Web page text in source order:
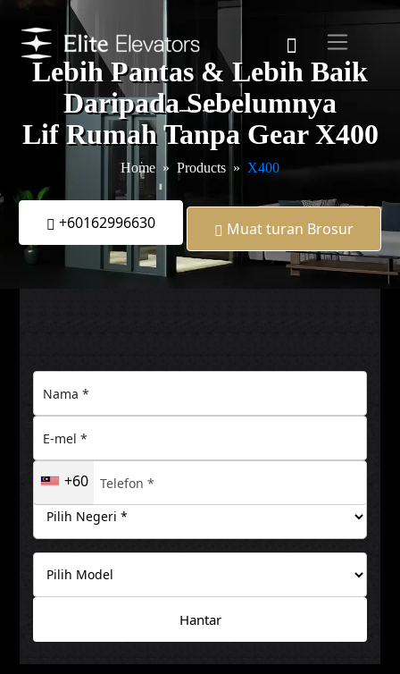
Lebih Pantas & Lebih Baik
Daripada Sebelumnya
Lif Rumah Tanpa Gear X400
Home Products X400
+60162996630 Muat turan Brosur
+60
Hantar